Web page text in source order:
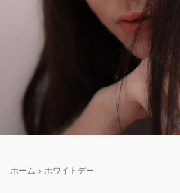
ホーム > ホワイトデー